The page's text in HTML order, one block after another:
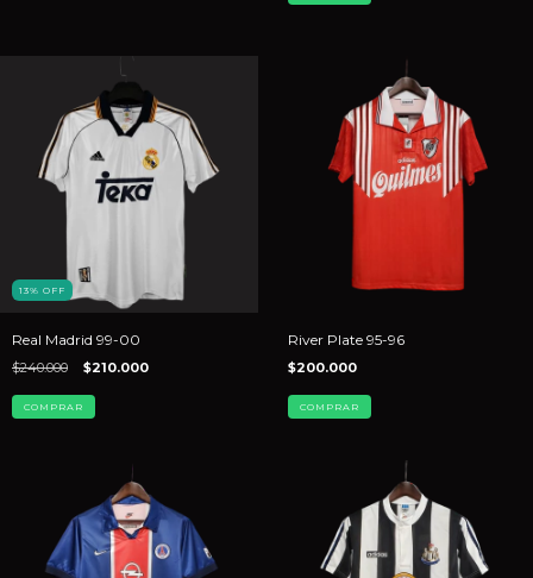
13% OFF
Real Madrid 99-00
$240.000 $210.000
COMPRAR
River Plate 95-96
$200.000
COMPRAR